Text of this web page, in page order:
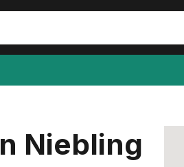
Niebling